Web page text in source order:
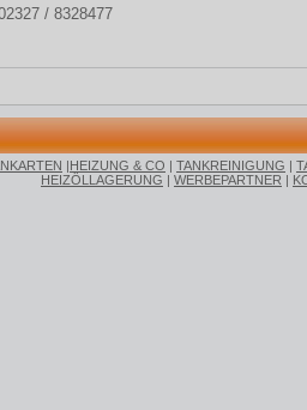
/ 8328477
|HEIZUNG & CO | TANKREINIGUNG |
HEIZÖLLAGERUNG | WERBEPARTNER |